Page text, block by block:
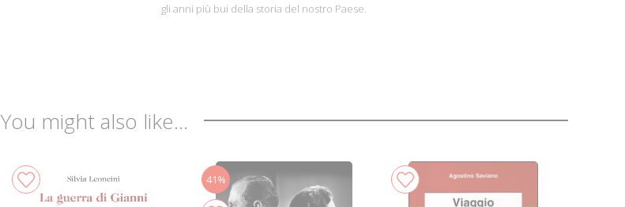
gli anni più bui della storia del nostro Paese.
You might also like...
41%